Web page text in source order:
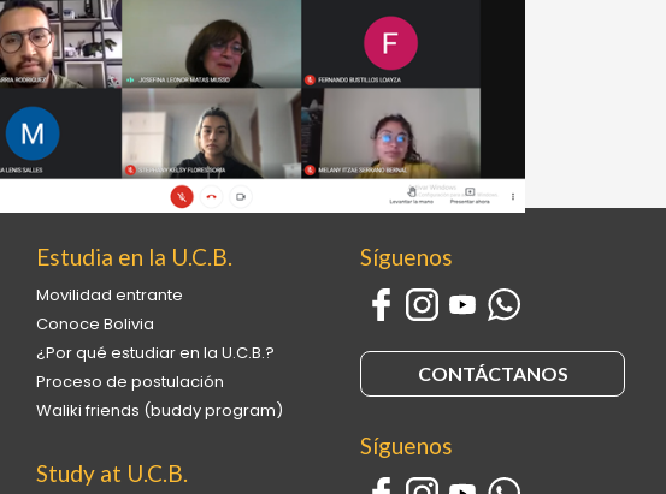
Estudia en la U.C.B.
Movilidad entrante
Conoce Bolivia
¿Por qué estudiar en la U.C.B.?
Proceso de postulación
Waliki friends (buddy program)
Study at U.C.B.
Síguenos
CONTÁCTANOS
Síguenos